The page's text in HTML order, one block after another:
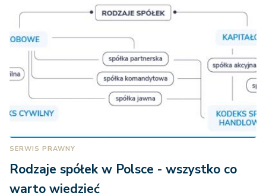
SERWIS PRAWNY
Rodzaje spółek w Polsce - wszystko co
warto wiedzieć